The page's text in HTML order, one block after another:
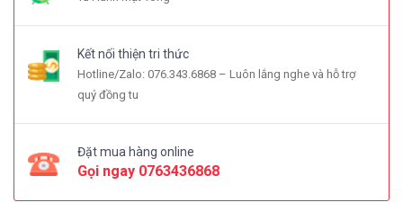
Kết nối thiện tri thức
Hotline/Zalo: 076.343.6868 – Luôn lắng nghe và hỗ trợ
quý đồng tu
Đặt mua hàng online
Gọi ngay 0763436868